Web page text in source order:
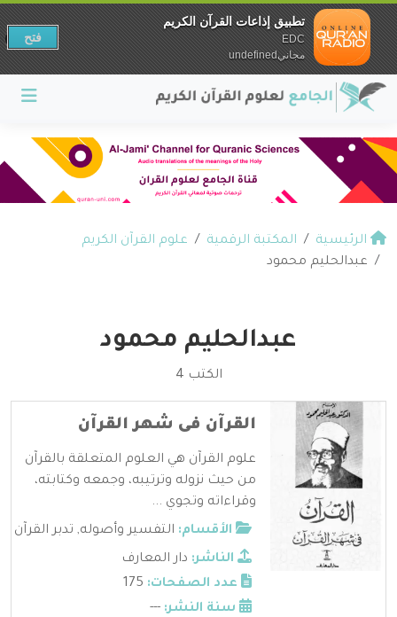
الرئيسية المكتبة الرقمية
علوم القرآن الكريم
عبدالحليم محمود
عبدالحليم محمود
الكتب 4
القرآن فى شهر القرآن
علوم القرآن هي العلوم المتعلقة بالقرآن
من حيث نزوله وترتيبه، وجمعه وكتابته،
وقراءاته وتجوي ...
الأقسام: التفسير وأصوله, تدبر القرآن
الناشر: دار المعارف
عدد الصفحات:
سنة النشر: ---
تطبيق إذاعات القرآن الكريم
EDC
مجانيundefined
فتح